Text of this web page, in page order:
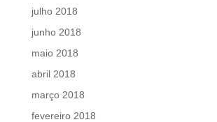
julho 2018
junho 2018
maio 2018
abril 2018
março 2018
fevereiro 2018